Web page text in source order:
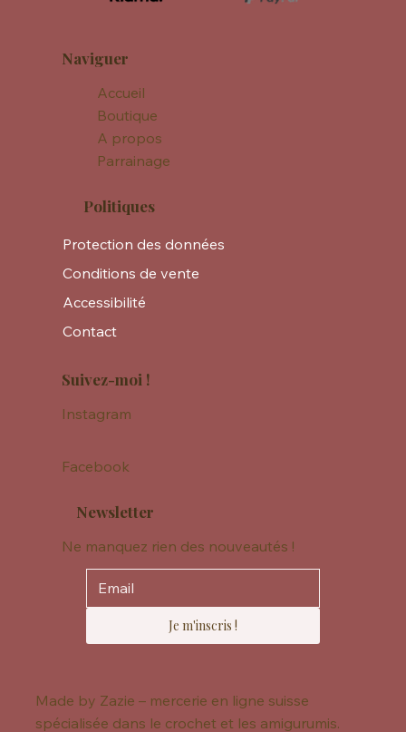
Naviguer
Accueil
Boutique
A propos
Parrainage
Politiques
Protection des données
Conditions de vente
Accessibilité
Contact
Suivez-moi !
Instagram
Facebook
Newsletter
Ne manquez rien des nouveautés !
Je m'inscris !
Made by Zazie – mercerie en ligne suisse
spécialisée dans le crochet et les amigurumis.